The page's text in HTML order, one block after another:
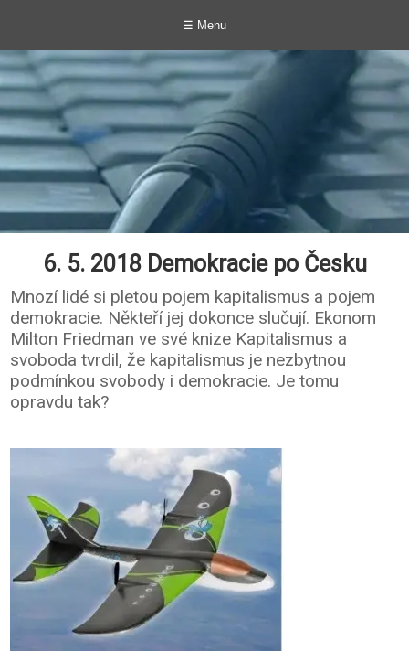
☰ Menu
6. 5. 2018 Demokracie po Česku
Mnozí lidé si pletou pojem kapitalismus a pojem
demokracie. Někteří jej dokonce slučují. Ekonom
Milton Friedman ve své knize Kapitalismus a
svoboda tvrdil, že kapitalismus je nezbytnou
podmínkou svobody i demokracie. Je tomu
opravdu tak?